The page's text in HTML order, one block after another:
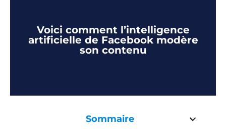
Voici comment l’intelligence
artificielle de Facebook modère
son contenu
Sommaire